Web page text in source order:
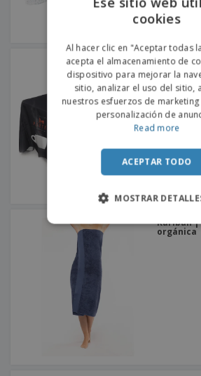
Mantel
sin
Kariban |
orgánica
cookies
Al hacer clic en "Aceptar todas
acepta el almacenamiento de
dispositivo para mejorar la
sitio, analizar el uso del sitio,
nuestros esfuerzos de
personalización de
Read more
ACEPTAR TODO
MOSTRAR